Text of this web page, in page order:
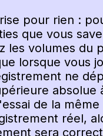
pour rien :
que vous
les volumes du
lorsque vous
ne
absolue
de la
réel,
sera